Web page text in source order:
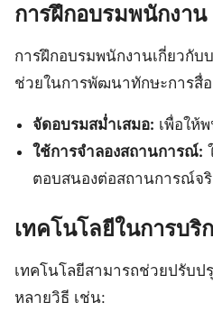
การฝึกอบรมพนักงาน
การฝึกอบรมพนักงานเกี่ยวกับ
ช่วยในการพัฒนาทักษะการสื่
จัดอบรมสม่ำเสมอ: เพื่อให้
ใช้การจำลองสถานการณ์:
ตอบสนองต่อสถานการณ์จริ
เทคโนโลยีในการบริ
เทคโนโลยีสามารถช่วยปรับป
หลายวิธี เช่น: